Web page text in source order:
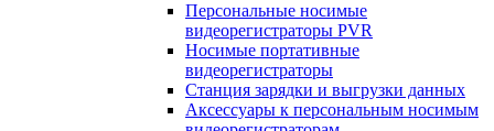
Персональные носимые
видеорегистраторы PVR
Носимые портативные
видеорегистраторы
Станция зарядки и выгрузки данных
Аксессуары к персональным носимым